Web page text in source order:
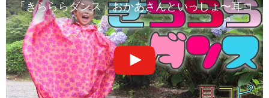
「きらららダンス」おかあさんといっしょ〜耳コピ